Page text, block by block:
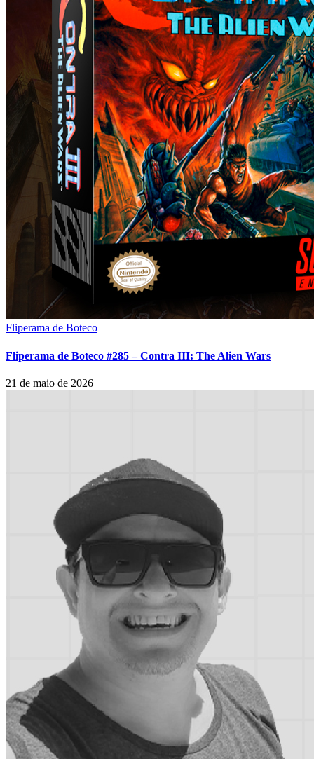
Fliperama de Boteco
Fliperama de Boteco #285 – Contra III: The Alien Wars
21 de maio de 2026